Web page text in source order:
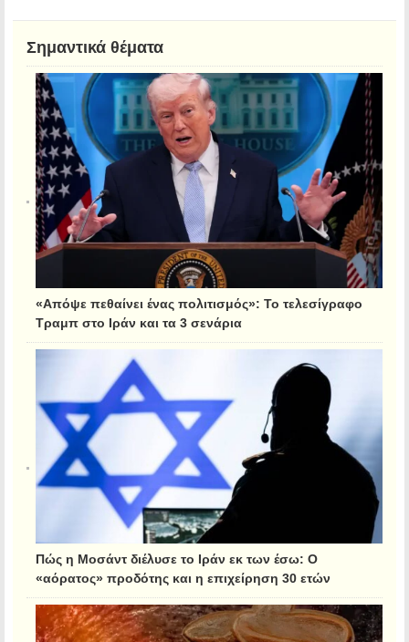
Σημαντικά θέματα
«Απόψε πεθαίνει ένας πολιτισμός»: Το τελεσίγραφο
Τραμπ στο Ιράν και τα 3 σενάρια
Πώς η Μοσάντ διέλυσε το Ιράν εκ των έσω: Ο
«αόρατος» προδότης και η επιχείρηση 30 ετών